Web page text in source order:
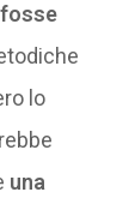
lo
una